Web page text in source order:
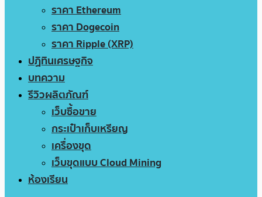
ราคา Ethereum
ราคา Dogecoin
ราคา Ripple (XRP)
ปฏิทินเศรษฐกิจ
บทความ
รีวิวผลิตภัณฑ์
เว็บซื้อขาย
กระเป๋าเก็บเหรียญ
เครื่องขุด
เว็บขุดแบบ Cloud Mining
ห้องเรียน